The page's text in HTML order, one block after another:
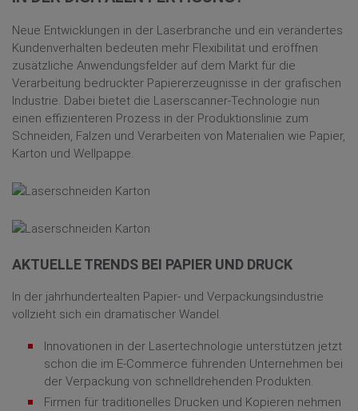
LASERSTRUKTURIERUNG
LASERSCHNEIDEN
BATTERIEHERSTELLUNG ELEKTROMOBILITÄT
WEITERE ANWENDUNGEN
SERVICE & SUPPORT
RMA & REPARATUR
PRODUKTABKÜNDIGUNGEN (PDN)
SUPPORT
LIEFERANTENBEWERBUNG
ÜBER RAYLASE
STANDORTE
DISTRIBUTOREN + PARTNER
KARRIERE
Neue Entwicklungen in der Laserbranche und ein verändertes
Kundenverhalten bedeuten mehr Flexibilität und eröffnen
zusätzliche Anwendungsfelder auf dem Markt für die
Verarbeitung bedruckter Papiererzeugnisse in der grafischen
Industrie. Dabei bietet die Laserscanner-Technologie nun
einen effizienteren Prozess in der Produktionslinie zum
Schneiden, Falzen und Verarbeiten von Materialien wie Papier,
Karton und Wellpappe.
AKTUELLE TRENDS BEI PAPIER UND DRUCK
In der jahrhundertealten Papier- und Verpackungsindustrie
vollzieht sich ein dramatischer Wandel.
Innovationen in der Lasertechnologie unterstützen jetzt
schon die im E-Commerce führenden Unternehmen bei
der Verpackung von schnelldrehenden Produkten.
Firmen für traditionelles Drucken und Kopieren nehmen